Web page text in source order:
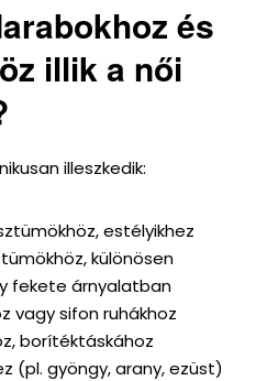
és
illik a női
illeszkedik:
estélyikhez
különösen
fekete árnyalatban
vagy sifon ruhákhoz
borítéktáskához
(pl. gyöngy, arany, ezüst)